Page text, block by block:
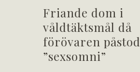
Friande dom i
våldtäktsmål då
förövaren påstod
”sexsomni”